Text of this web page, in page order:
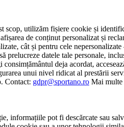
utilizăm fișiere cookie și
de conținut personalizat și
cât și pentru cele
datele tale personale,
deja acordat,
unui nivel ridicat al prestării
Contact: gdpr@sportano.ro Mai multe
informațiile pot fi descărcate sau